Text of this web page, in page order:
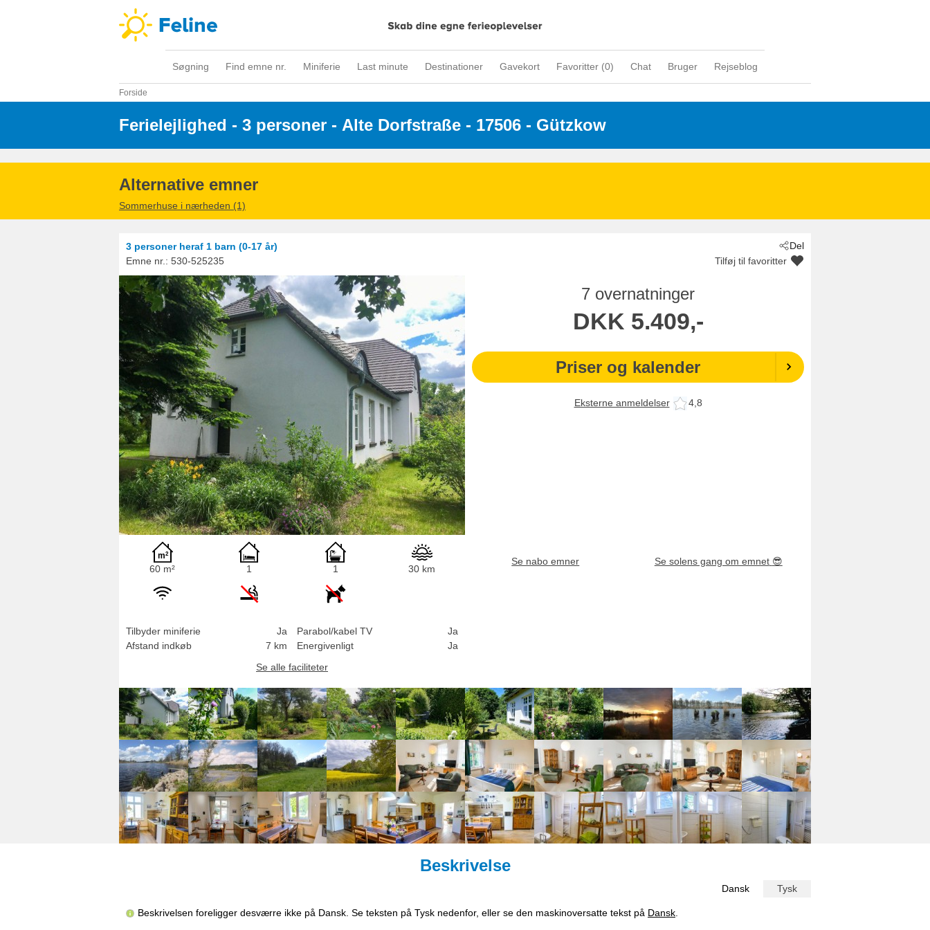
Søgning Find emne nr. Miniferie Last minute Destinationer Gavekort Favoritter (0) Chat Bruger Rejseblog
Forside
Ferielejlighed - 3 personer - Alte Dorfstraße - 17506 - Gützkow
Alternative emner
Sommerhuse i nærheden (1)
Del
3 personer heraf 1 barn (0-17 år)
Emne nr.: 530-525235 Tilføj til favoritter
7 overnatninger
DKK 5.409,-
Priser og kalender
Eksterne anmeldelser 4,8
60 m² 1 1 30 km
Tilbyder miniferie
Ja
Afstand indkøb
7 km
Parabol/kabel TV
Ja
Energivenligt
Ja
Se alle faciliteter
Se nabo emner Se solens gang om emnet 😎
Beskrivelse
Dansk Tysk
Beskrivelsen foreligger desværre ikke på Dansk. Se teksten på Tysk nedenfor, eller se den maskinoversatte tekst på Dansk